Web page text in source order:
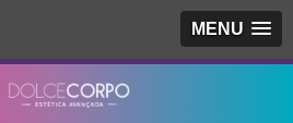
MENU